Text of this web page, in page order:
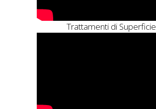
Trattamenti di Superficie